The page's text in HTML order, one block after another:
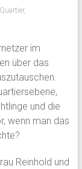
Quartier,
im
über das
und die
wenn man das
Reinhold und